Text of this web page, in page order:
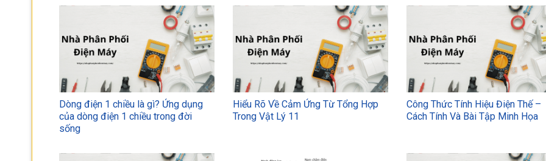
Dòng điện 1 chiều là gì? Ứng dụng
của dòng điện 1 chiều trong đời
sống
Hiểu Rõ Về Cảm Ứng Từ Tổng Hợp
Trong Vật Lý 11
Công Thức Tính Hiệu Điện Thế –
Cách Tính Và Bài Tập Minh Họa